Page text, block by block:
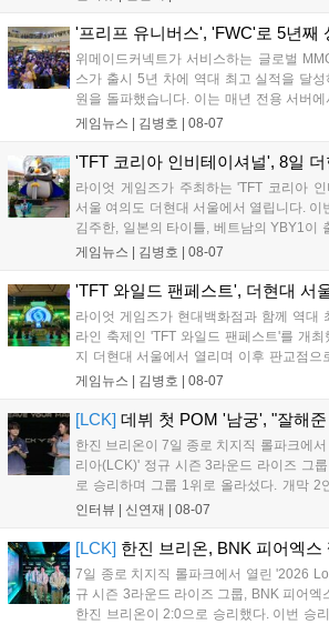
LoL 챔피언스 코리아(LCK)'...
'프리프 유니버스', 'FWC'로 5년째
위메이드커넥트가 서비스하는 글로벌
스가 출시 5년 차에 역대 최고 실적을 달
원을 돌파했습니다. 이는 매년 전용 서버
스포츠 대회 FWC의 영향이 큽니다. FWC
은 전년 대비 매출과 이용자 지표가 대폭 상
다. 오는 10월 필리핀 마닐라에서 총상금
FWC 그랜드 파이널이 개최될 예정이며,
통해 커뮤니티 중심의 장기 성장 모델을 지
게임뉴스 | 김병호 | 08-07
'TFT 코리아 인비테이셔널', 8일
라이엇 게임즈가 주최하는 'TFT 코리아
서울 여의도 더현대 서울에서 열립니다.
김주한, 일본의 타이틀, 베트남의 YBY1이
는 소속팀 없이 개인 자격으로 참가하는 독
17일까지 이어지는 이번 행사는 신규 세
거리를 제공하며, 이후 현대백화점 판교점
니다. 연말에는 라스베이거스 오픈이 개최
게임뉴스 | 김병호 | 08-07
'TFT 와일드 팬페스트', 더현대 서
라이엇 게임즈가 현대백화점과 함께 역대
라인 축제인 'TFT 와일드 팬페스트'를 개
지 더현대 서울에서 열리며 이후 판교점으
는 체험, 스페셜, 무대 존이 마련됐으며 8일
연 등 다채로운 일정이 준비되어 있다. 사
만큼 큰 인기를 끌고 있다....
게임뉴스 | 김병호 | 08-07
[LCK] 데뷔 첫 POM '남궁', "잘해
한진 브리온이 7일 종로 치지직 롤파크에
리아(LCK)' 정규 시즌 3라운드 라이즈 그
로 승리하며 그룹 1위로 올라섰다. 개막 2
들어내면서 이어질 4라운드에 대한 기대감
인터뷰 | 신연재 | 08-07
[LCK] 한진 브리온, BNK 피어엑스
7일 종로 치지직 롤파크에서 열린 '2026
규 시즌 3라운드 라이즈 그룹, BNK 피어엑
한진 브리온이 2:0으로 승리했다. 이번 승